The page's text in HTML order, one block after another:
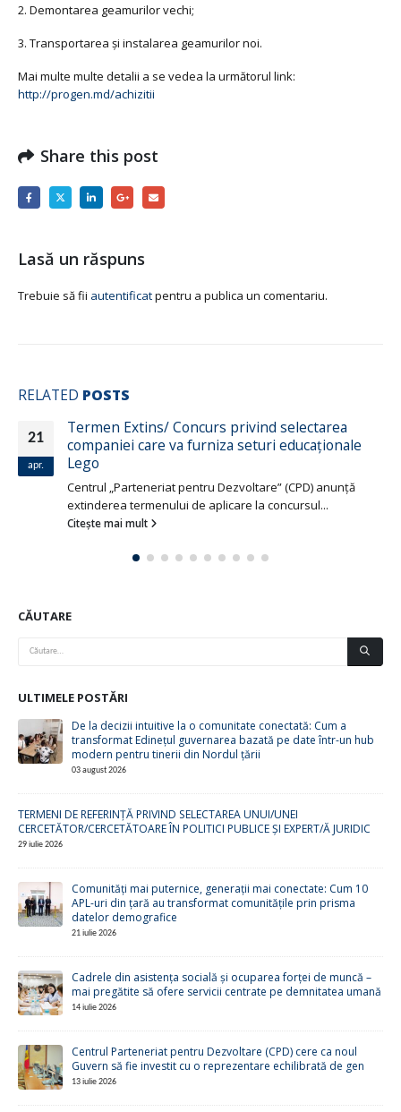
2. Demontarea geamurilor vechi;
3. Transportarea și instalarea geamurilor noi.
Mai multe multe detalii a se vedea la următorul link:
http://progen.md/achizitii
Share this post
Lasă un răspuns
Trebuie să fii autentificatpentru a publica un comentariu.
RELATED POSTS
21
apr.
Termen Extins/ Concurs privind selectarea
companiei care va furniza seturi educaționale
Lego
Centrul „Parteneriat pentru Dezvoltare” (CPD) anunță
extinderea termenului de aplicare la concursul...
Citește mai mult
CĂUTARE
ULTIMELE POSTĂRI
De la decizii intuitive la o comunitate conectată: Cum a
transformat Edinețul guvernarea bazată pe date într-un hub
modern pentru tinerii din Nordul țării
03 august 2026
TERMENI DE REFERINȚĂ PRIVIND SELECTAREA UNUI/UNEI
CERCETĂTOR/CERCETĂTOARE ÎN POLITICI PUBLICE ȘI EXPERT/Ă JURIDIC
29 iulie 2026
Comunități mai puternice, generații mai conectate: Cum 10
APL-uri din țară au transformat comunitățile prin prisma
datelor demografice
21 iulie 2026
Cadrele din asistența socială și ocuparea forței de muncă –
mai pregătite să ofere servicii centrate pe demnitatea umană
14 iulie 2026
Centrul Parteneriat pentru Dezvoltare (CPD) cere ca noul
Guvern să fie investit cu o reprezentare echilibrată de gen
13 iulie 2026